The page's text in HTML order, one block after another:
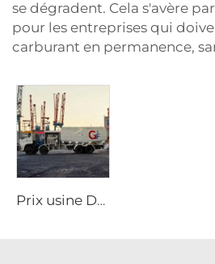
se dégradent. Cela s'avère
pour les entreprises qui
carburant en permanence,
Prix usine Dongfeng Citerne de 25000 litres pour diesel Camion 8x4 Roues motrices Camion-citerne de ravitaillement en kérosène pour avion avec cœur de stockage d'huile